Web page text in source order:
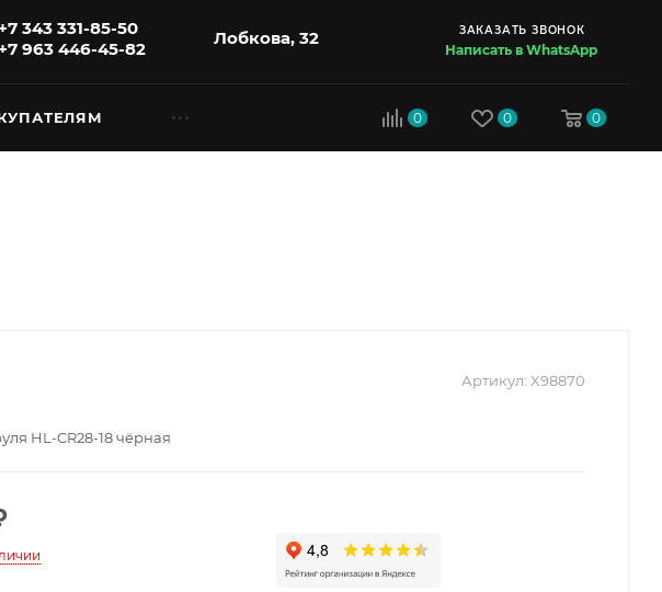
+7 343 331-85-50
+7 963 446-45-82
Лобкова, 32 ЗАКАЗАТЬ ЗВОНОК
Написать в WhatsApp
0 0 0
Артикул: X98870
HL-CR28-18 чёрная